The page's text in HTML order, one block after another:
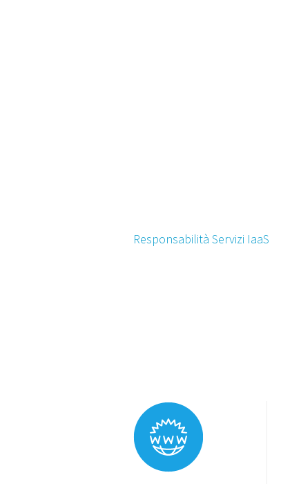
Responsabilità Servizi IaaS